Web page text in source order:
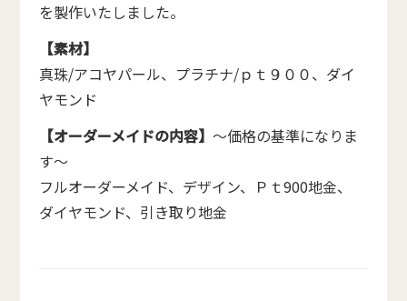
を製作いたしました。
【素材】
真珠/アコヤパール、プラチナ/ｐｔ９００、ダイ
ヤモンド
【オーダーメイドの内容】 ～価格の基準になりま
す～
フルオーダーメイド、デザイン、Ｐｔ900地金、
ダイヤモンド、引き取り地金